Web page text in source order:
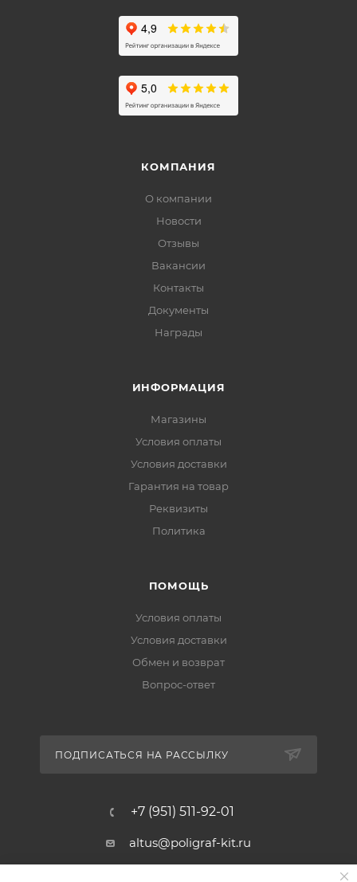
КОМПАНИЯ
О компании
Новости
Отзывы
Вакансии
Контакты
Документы
Награды
ИНФОРМАЦИЯ
Магазины
Условия оплаты
Условия доставки
Гарантия на товар
Реквизиты
Политика
ПОМОЩЬ
Условия оплаты
Условия доставки
Обмен и возврат
Вопрос-ответ
ПОДПИСАТЬСЯ НА РАССЫЛКУ
+7 (951) 511-92-01
altus@poligraf-kit.ru